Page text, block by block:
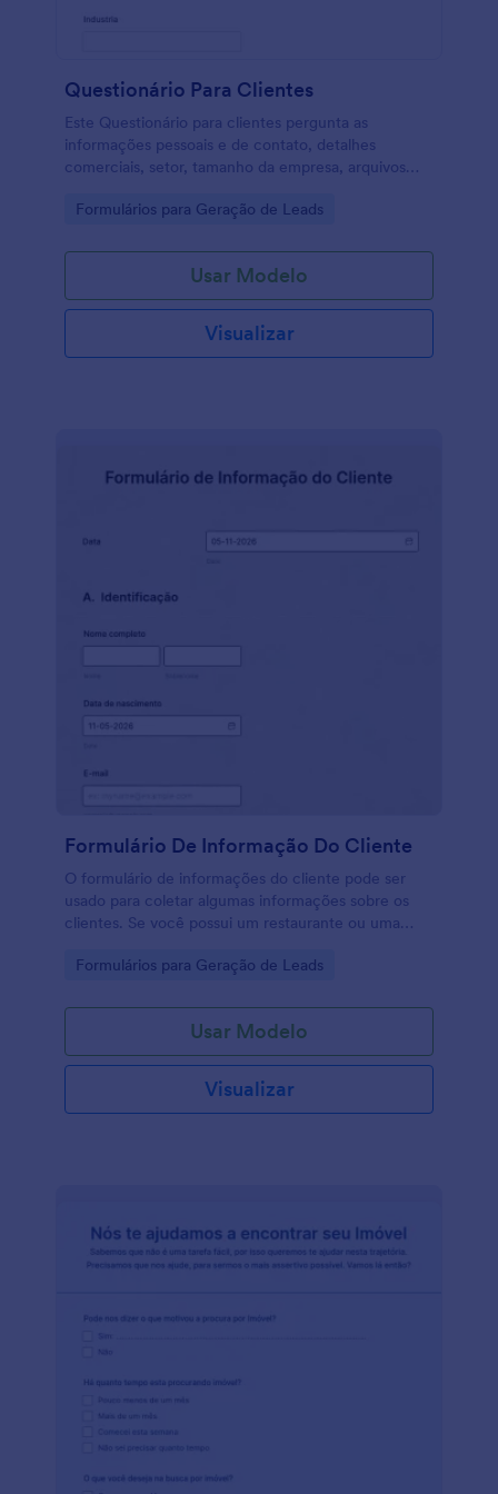
Questionário Para Clientes
Este Questionário para clientes pergunta as
informações pessoais e de contato, detalhes
comerciais, setor, tamanho da empresa, arquivos
candidatando, como souberam de você etc. Tu
logotipo, alterar/adicionar/remover campos,
adicionar suas próprias perguntas por meio de uma
variedade de opções de campo, adicionar seu
conteúdo visual e informativo, alterar as cores,
fontes e plano de fundo e incorporar o formulário ao
Go to Category:
Formulários para Geração de Leads
Usar Modelo
Visualizar
Formulário De Informação Do Cliente
O formulário de informações do cliente pode ser
usado para coletar algumas informações sobre os
clientes. Se você possui um restaurante ou uma
modelo de formulário de informações do cliente
Formulário de Informações do Cliente gratuito, você
pode personalizar os campos do formulário,
adicionar seu logotipo e imagens e obter acesso
instantâneo aos resultados e estatísticas das
respostas coletadas. Basta compartilhá-lo com um
clientes que estão prestes a enviar seu Formulário
de Informações do Cliente. Torne este Formulário
adicionando widgets para coletar informações de
diferentes maneiras. Se você quiser enviar respostas
Dropbox, Box ou Airtable, faça isso
automaticamente com as mais de 100 integrações
gratuitas do Jotform. Você pode até analisar suas
com os relatórios! Obtenha as informações de que
Go to Category:
Formulários para Geração de Leads
Usar Modelo
Visualizar